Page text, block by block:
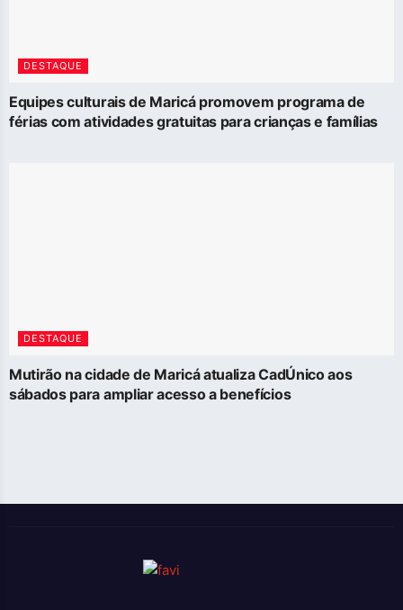
DESTAQUE
Equipes culturais de Maricá promovem programa de
férias com atividades gratuitas para crianças e famílias
DESTAQUE
Mutirão na cidade de Maricá atualiza CadÚnico aos
sábados para ampliar acesso a benefícios